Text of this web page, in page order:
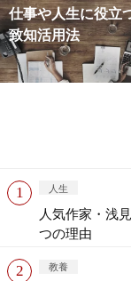
仕事や人生に役立
致知活用法
人生
人気作家・浅
つの理由
教養